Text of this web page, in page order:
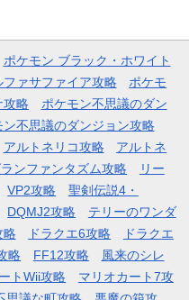
ポケモン ブラック・ホワイト
ァサファイア攻略
ポケモ
攻略
ポケモン不思議のダン
ン不思議のダンジョン攻略
アルトネリコ攻略
アルトネ
ンファンタズム攻略
リー
VP2攻略
聖剣伝説4・
DQMJ2攻略
テリーのワンダ
略 ドラクエ6攻略
ドラクエ
略 FF12攻略
風来のシレ
トWii攻略
マリオカート7攻